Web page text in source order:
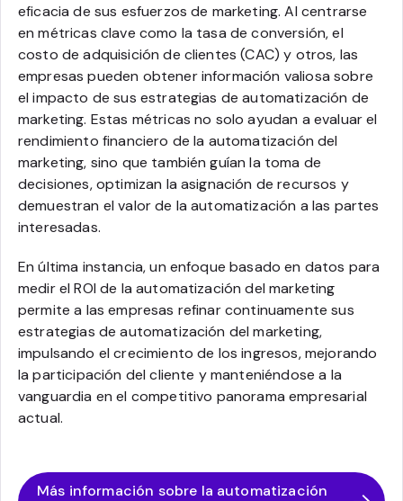
eficacia de sus esfuerzos de marketing. Al centrarse
en métricas clave como la tasa de conversión, el
costo de adquisición de clientes (CAC) y otros, las
empresas pueden obtener información valiosa sobre
el impacto de sus estrategias de automatización de
marketing. Estas métricas no solo ayudan a evaluar el
rendimiento financiero de la automatización del
marketing, sino que también guían la toma de
decisiones, optimizan la asignación de recursos y
demuestran el valor de la automatización a las partes
interesadas.
En última instancia, un enfoque basado en datos para
medir el ROI de la automatización del marketing
permite a las empresas refinar continuamente sus
estrategias de automatización del marketing,
impulsando el crecimiento de los ingresos, mejorando
la participación del cliente y manteniéndose a la
vanguardia en el competitivo panorama empresarial
actual.
Más información sobre la automatización